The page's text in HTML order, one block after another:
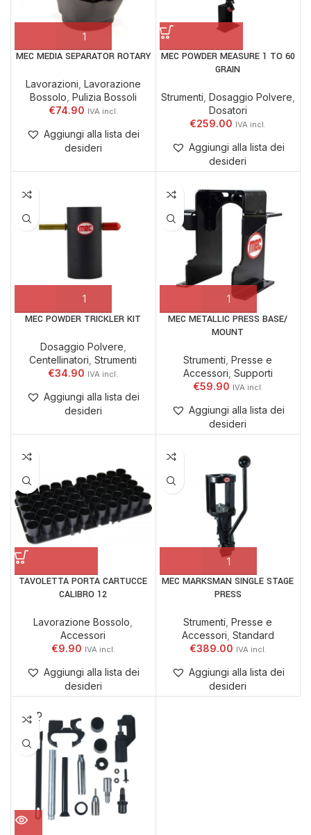
MEC MEDIA SEPARATOR ROTARY
Lavorazioni Lavorazione
Bossolo Pulizia Bossoli
€74.90
Aggiungi alla lista dei
desideri
MEC POWDER MEASURE 1 TO 60
GRAIN
Strumenti Dosaggio Polvere
Dosatori
€259.00
Aggiungi alla lista dei
desideri
MEC POWDER TRICKLER KIT
Dosaggio Polvere
Centellinatori ,Strumenti
€34.90
Aggiungi alla lista dei
desideri
MEC METALLIC PRESS BASE/
MOUNT
Strumenti ,Presse e
Accessori Supporti
€59.90
Aggiungi alla lista dei
desideri
TAVOLETTA PORTA CARTUCCE
CALIBRO 12
Lavorazione Bossolo
Accessori
€9.90
Aggiungi alla lista dei
desideri
MEC MARKSMAN SINGLE STAGE
PRESS
Strumenti ,Presse e
Accessori Standard
€389.00
Aggiungi alla lista dei
desideri
SOLD
OUT